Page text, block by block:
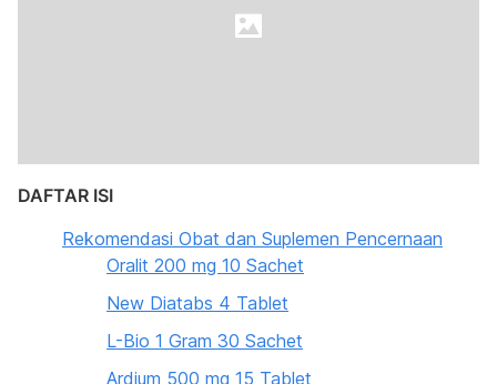
DAFTAR ISI
Rekomendasi Obat dan Suplemen Pencernaan
Oralit 200 mg 10 Sachet
New Diatabs 4 Tablet
L-Bio 1 Gram 30 Sachet
Ardium 500 mg 15 Tablet